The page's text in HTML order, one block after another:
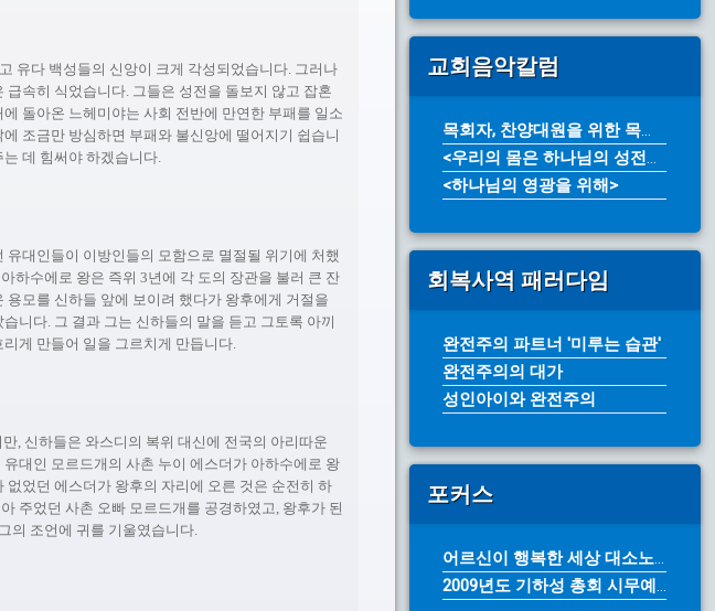
유다 백성들의 신앙이 크게 각성되었습니다. 그러나
속히 식었습니다. 그들은 성전을 돌보지 않고 잡혼
돌아온 느헤미야는 사회 전반에 만연한 부패를 일소
조금만 방심하면 부패와 불신앙에 떨어지기 쉽습니
데 힘써야 하겠습니다.
대인들이 이방인들의 모함으로 멸절될 위기에 처했
하수에로 왕은 즉위 3년에 각 도의 장관을 불러 큰 잔
모를 신하들 앞에 보이려 했다가 왕후에게 거절을
니다. 그 결과 그는 신하들의 말을 듣고 그토록 아끼
게 만들어 일을 그르치게 만듭니다.
, 신하들은 와스디의 복위 대신에 전국의 아리따운
대인 모르드개의 사촌 누이 에스더가 아하수에로 왕
었던 에스더가 왕후의 자리에 오른 것은 순전히 하
주었던 사촌 오빠 모르드개를 공경하였고, 왕후가 된
의 조언에 귀를 기울였습니다.
교회음악칼럼
목회자, 찬양대원을 위한 목소리 개발...
<우리의 몸은 하나님의 성전입니다>
<하나님의 영광을 위해>
회복사역 패러다임
완전주의 파트너 '미루는 습관'
완전주의의 대가
성인아이와 완전주의
포커스
어르신이 행복한 세상 대소노인복지센터...
2009년도 기하성 총회 시무예배 성...